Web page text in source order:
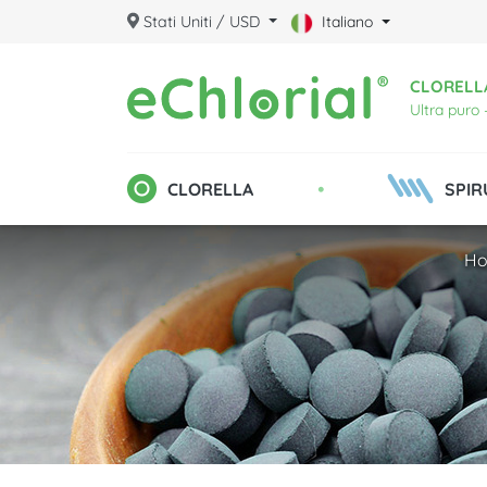
Stati Uniti / USD Italiano
Ultra puro
CLORELLA •